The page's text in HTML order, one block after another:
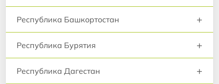
Республика Башкортостан +
Республика Бурятия +
Республика Дагестан +